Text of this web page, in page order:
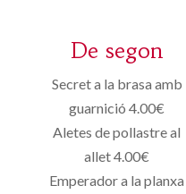
De segon
Secret a la brasa amb
guarnició 4.00€
Aletes de pollastre al
allet 4.00€
Emperador a la planxa